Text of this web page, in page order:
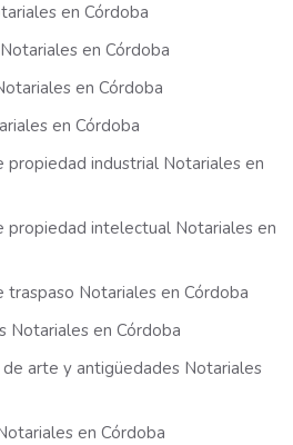
en Córdoba
en Córdoba
en Córdoba
en Córdoba
propiedad industrial Notariales en
propiedad intelectual Notariales en
traspaso Notariales en Córdoba
Notariales en Córdoba
arte y antigüedades Notariales
en Córdoba